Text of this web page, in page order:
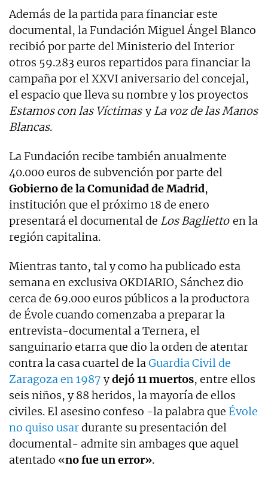
Además de la partida para financiar este
documental, la Fundación Miguel Ángel Blanco
recibió por parte del Ministerio del Interior
otros 59.283 euros repartidos para financiar la
campaña por el XXVI aniversario del concejal,
el espacio que lleva su nombre y los proyectos
Estamos con las Víctimas yLa voz de las Manos
Blancas.
La Fundación recibe también anualmente
40.000 euros de subvención por parte del
Gobierno de la Comunidad de Madrid,
institución que el próximo 18 de enero
presentará el documental de Los Baglietto en la
región capitalina.
Mientras tanto, tal y como ha publicado esta
semana en exclusiva OKDIARIO, Sánchez dio
cerca de 69.000 euros públicos a la productora
de Évole cuando comenzaba a preparar la
entrevista-documental a Ternera, el
sanguinario etarra que dio la orden de atentar
contra la casa cuartel de laGuardia Civil de
Zaragoza en 1987 ydejó 11 muertos, entre ellos
seis niños, y 88 heridos, la mayoría de ellos
civiles. El asesino confeso -la palabra que Évole
no quiso usardurante su presentación del
documental- admite sin ambages que aquel
atentado «no fue un error».